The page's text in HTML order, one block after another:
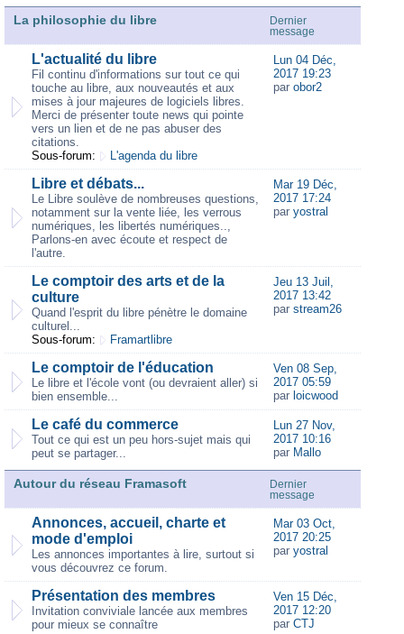
La philosophie du libre
Dernier
message
L'actualité du libre
Fil continu d'informations sur tout ce qui
touche au libre, aux nouveautés et aux
mises à jour majeures de logiciels libres.
Merci de présenter toute news qui pointe
vers un lien et de ne pas abuser des
citations.
Sous-forum:
L'agenda du libre
Lun 04 Déc,
2017 19:23
par obor2
Libre et débats...
Le Libre soulève de nombreuses questions,
notamment sur la vente liée, les verrous
numériques, les libertés numériques..,
Parlons-en avec écoute et respect de
l'autre.
Mar 19 Déc,
2017 17:24
par yostral
Le comptoir des arts et de la
culture
Quand l'esprit du libre pénètre le domaine
culturel...
Sous-forum:
Framartlibre
Jeu 13 Juil,
2017 13:42
par stream26
Le comptoir de l'éducation
Le libre et l'école vont (ou devraient aller) si
bien ensemble...
Ven 08 Sep,
2017 05:59
par loicwood
Le café du commerce
Tout ce qui est un peu hors-sujet mais qui
peut se partager...
Lun 27 Nov,
2017 10:16
par Mallo
Autour du réseau Framasoft
Dernier
message
Annonces, accueil, charte et
mode d'emploi
Les annonces importantes à lire, surtout si
vous découvrez ce forum.
Mar 03 Oct,
2017 20:25
par yostral
Présentation des membres
Invitation conviviale lancée aux membres
pour mieux se connaître
Ven 15 Déc,
2017 12:20
par CTJ